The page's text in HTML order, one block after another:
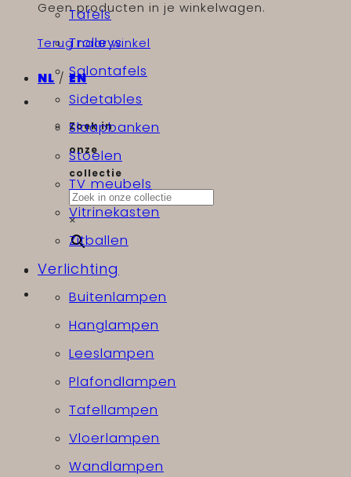
Geen producten in je winkelwagen.
Terug naar winkel
NL/ EN
Zoek in
onze
collectie
×
Tafels
Trolleys
Salontafels
Sidetables
Slaapbanken
Stoelen
TV meubels
Vitrinekasten
Zitballen
Verlichting
Buitenlampen
Hanglampen
Leeslampen
Plafondlampen
Tafellampen
Vloerlampen
Wandlampen